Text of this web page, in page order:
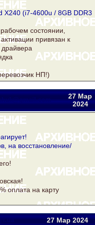
X240 (i7-4600u / 8GB DDR3
состоянии,
привязан к
НП!)
27 Мар
2024
на восстановление/
оплата на карту
27 Мар2024